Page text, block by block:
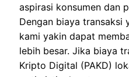
aspirasi konsumen dan
Dengan biaya transaksi
kami yakin dapat
lebih besar. Jika biaya
Kripto Digital (PAKD)